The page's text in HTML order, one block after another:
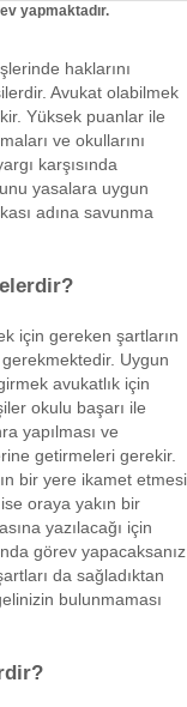
yapmaktadır.
haklarını
Avukat olabilmek
Yüksek puanlar ile
ve okullarını
karşısında
yasalara uygun
adına savunma
için gereken şartların
Uygun
avukatlık için
okulu başarı ile
yapılması ve
getirmeleri gerekir.
bir yere ikamet etmesi
oraya yakın bir
yazılacağı için
görev yapacaksanız
da sağladıktan
bulunmaması